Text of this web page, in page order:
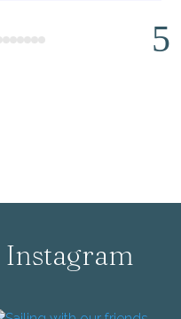
1011121314
1516